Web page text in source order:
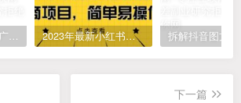
闹钟托管自动播放广告，单机5-10，无需人工操作 2023年最新小红书成人电商项目，简单易操作【详细教程】
下一篇